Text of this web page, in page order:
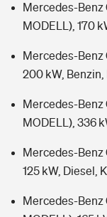
Mercedes-Benz
MODELL), 170
Mercedes-Benz
200 kW,
Mercedes-Benz
MODELL), 336
Mercedes-Benz
125 kW, Diesel,
Mercedes-Benz